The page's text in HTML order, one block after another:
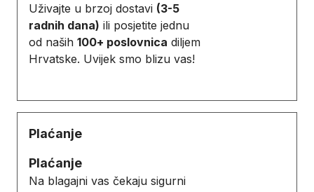
Uživajte u brzoj dostavi (3-5
radnih dana) ili posjetite jednu
od naših 100+ poslovnica diljem
Hrvatske. Uvijek smo blizu vas!
Plaćanje
Plaćanje
Na blagajni vas čekaju sigurni